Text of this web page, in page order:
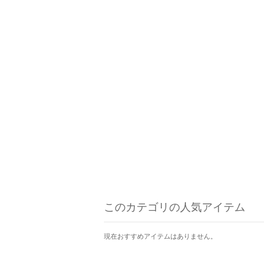
このカテゴリの人気アイテム
現在おすすめアイテムはありません。